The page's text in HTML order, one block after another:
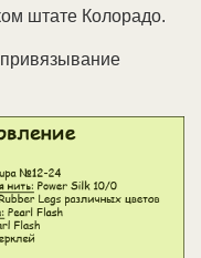
штате Колорадо.